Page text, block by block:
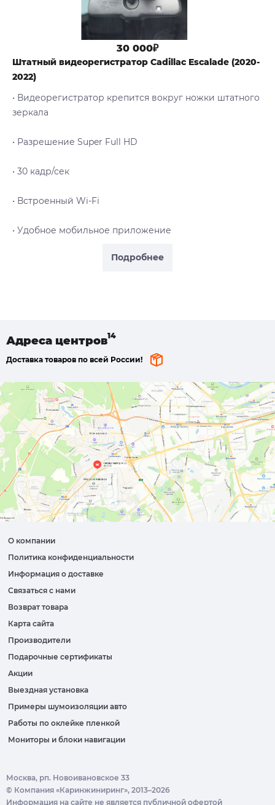
Подробнее
30 000₽
Штатный видеорегистратор Cadillac Escalade (2020-
2022)
• Видеорегистратор крепится вокруг ножки штатного
зеркала
• Разрешение Super Full HD
• 30 кадр/сек
• Встроенный Wi-Fi
• Удобное мобильное приложение
Адреса центров
Доставка товаров по всей России!
О компании
Политика конфиденциальности
Информация о доставке
Связаться с нами
Возврат товара
Карта сайта
Производители
Подарочные сертификаты
Акции
Выездная установка
Примеры шумоизоляции авто
Работы по оклейке пленкой
Мониторы и блоки навигации
© Компания «Каринжиниринг», 2013–2026
Москва, рп. Новоивановское 33
Информация на сайте не является публичной офертой